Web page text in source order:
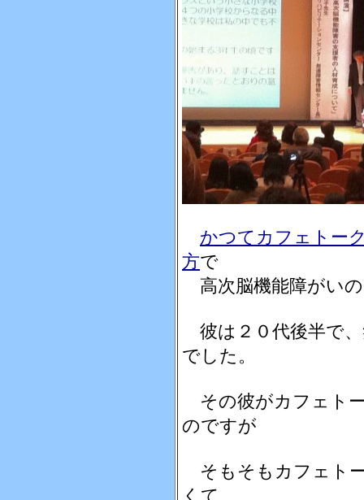
かつてカフェトー
方で
高次脳機能障がい
彼は２０代後半で
でした。
その彼がカフェト
のですが
そもそもカフェト
くて